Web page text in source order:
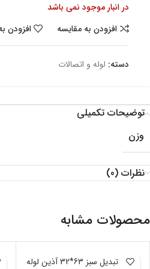
در انبار موجود نمی باشد
افزودن به مقایسه
افزودن
دسته: لوله و اتصالات
توضیحات تکمیلی
وزن
نظرات (0)
محصولات مشابه
ناموجود
بوشن تبدیل سبز 63*32 آذین لوله